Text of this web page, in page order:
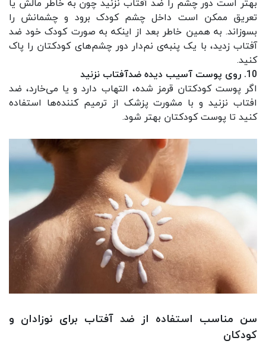
بهتر است دور چشم را ضد آفتاب نزنید چون به خاطر مالش یا
تعریق ممکن است داخل چشم کودک برود و چشمانش را
بسوزاند. به همین خاطر بعد از اینکه به صورت کودک خود ضد
آفتاب زدید، با یک پنبه‌ی نم‌دار دور چشم‌های کودکتان را پاک
کنید.
10. روی پوست آسیب دیده ضدآفتاب نزنید
اگر پوست کودکتان قرمز شده، التهاب دارد و یا می‌خارد، ضد
افتاب نزنید و با مشورت پزشک از ترمیم کننده‌ها استفاده
کنید تا پوست کودکتان بهتر شود.
سن مناسب استفاده از ضد آفتاب برای نوزادان و
کودکان